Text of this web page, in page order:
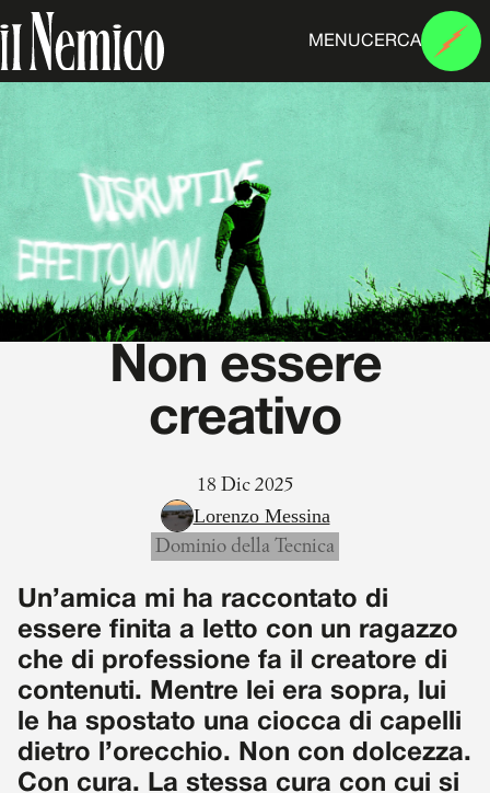
MENUCERCA
Non essere
creativo
18 Dic 2025
Lorenzo Messina
Dominio della Tecnica
Un’amica mi ha raccontato di
essere finita a letto con un ragazzo
che di professione fa il creatore di
contenuti. Mentre lei era sopra, lui
le ha spostato una ciocca di capelli
dietro l’orecchio. Non con dolcezza.
Con cura. La stessa cura con cui si